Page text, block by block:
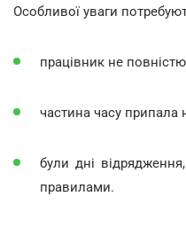
Особливої уваги
працівник не
частина часу припала
були дні
правилами.